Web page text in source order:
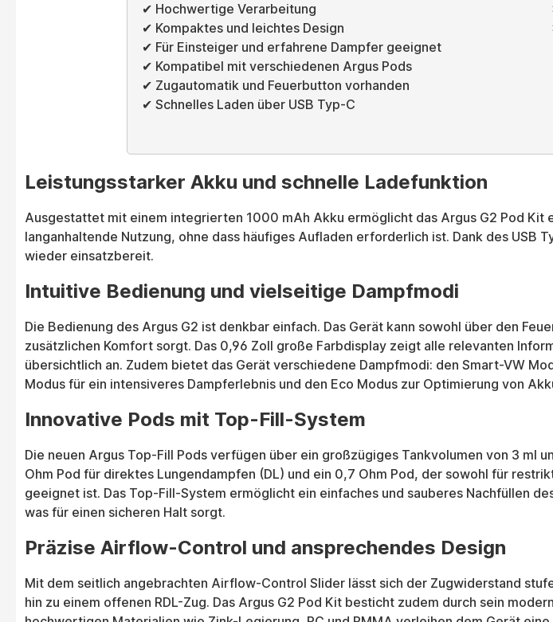
✔ Hochwertige Verarbeitung
✔ Kompaktes und leichtes Design
✔ Für Einsteiger und erfahrene Dampfer geeignet
✔ Kompatibel mit verschiedenen Argus Pods
✔ Zugautomatik und Feuerbutton vorhanden
✔ Schnelles Laden über USB Typ-C
Leistungsstarker Akku und schnelle Ladefunktion
Ausgestattet mit einem integrierten 1000 mAh Akku ermöglicht das Argus G2 Pod
langanhaltende Nutzung, ohne dass häufiges Aufladen erforderlich ist. Dank des
wieder einsatzbereit.
Intuitive Bedienung und vielseitige Dampfmodi
Die Bedienung des Argus G2 ist denkbar einfach. Das Gerät kann sowohl über den
zusätzlichen Komfort sorgt. Das 0,96 Zoll große Farbdisplay zeigt alle relevanten
übersichtlich an. Zudem bietet das Gerät verschiedene Dampfmodi: den Smart-VW
Modus für ein intensiveres Dampferlebnis und den Eco Modus zur Optimierung von
Innovative Pods mit Top-Fill-System
Die neuen Argus Top-Fill Pods verfügen über ein großzügiges Tankvolumen von 3
Ohm Pod für direktes Lungendampfen (DL) und ein 0,7 Ohm Pod, der sowohl für
geeignet ist. Das Top-Fill-System ermöglicht ein einfaches und sauberes Nachfüllen
was für einen sicheren Halt sorgt.
Präzise Airflow-Control und ansprechendes Design
Mit dem seitlich angebrachten Airflow-Control Slider lässt sich der Zugwiderstand
hin zu einem offenen RDL-Zug. Das Argus G2 Pod Kit besticht zudem durch sein